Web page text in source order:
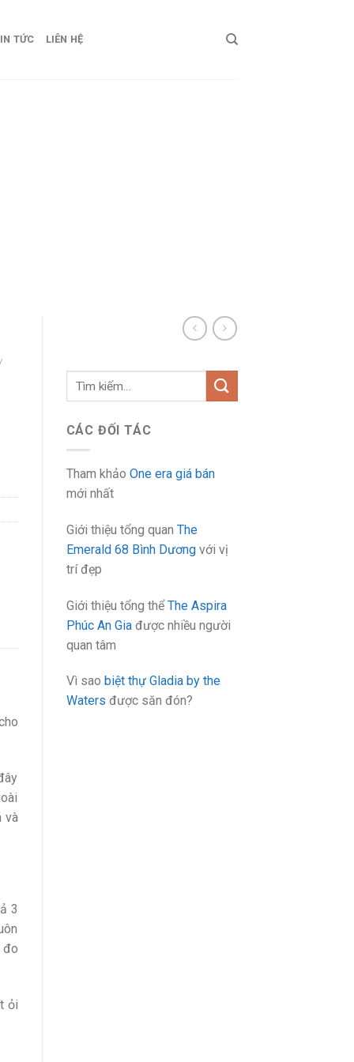
TỨC LIÊN HỆ
Tìm
kiếm:
CÁC ĐỐI TÁC
Tham khảo One era giá bán
mới nhất
Giới thiệu tổng quan The
Emerald 68 Bình Dươngvới vị
trí đẹp
Giới thiệu tổng thểThe Aspira
Phúc An Giađược nhiều người
quan tâm
Vì sao biệt thự Gladia by the
Waters được săn đón?
và
3
đo
ỏi